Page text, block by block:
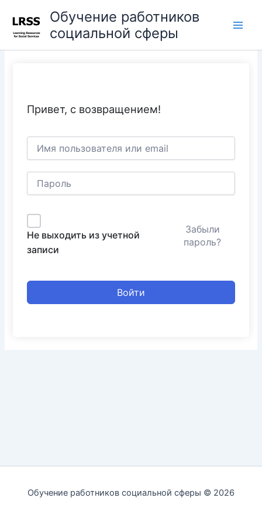
содержимому
Обучение работников
социальной сферы
Привет, с возвращением!
Не выходить из учетной
записи
Забыли
пароль?
Войти
Обучение работников социальной сферы © 2026